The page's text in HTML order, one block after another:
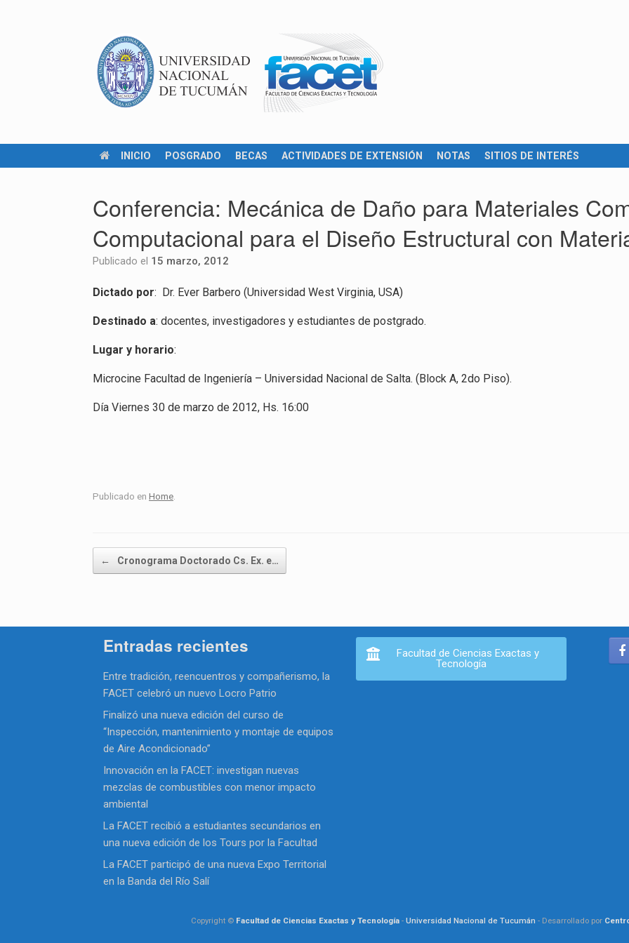
INICIO POSGRADO BECAS ACTIVIDADES DE EXTENSIÓN NOTAS SITIOS DE INTERÉS
Conferencia: Mecánica de Daño para Materiales
Computacional para el Diseño Estructural con
Publicado el 15 marzo, 2012
Dictado por: Dr. Ever Barbero (Universidad West Virginia, USA)
Destinado a: docentes, investigadores y estudiantes de postgrado.
Lugar y horario:
Microcine Facultad de Ingeniería – Universidad Nacional de Salta. (Block A, 2do Piso).
Día Viernes 30 de marzo de 2012, Hs. 16:00
Publicado en Home.
Navegador de artículos
← Cronograma Doctorado Cs. Ex. e…
Entradas recientes
Entre tradición, reencuentros y compañerismo, la
FACET celebró un nuevo Locro Patrio
Finalizó una nueva edición del curso de
“Inspección, mantenimiento y montaje de equipos
de Aire Acondicionado”
Innovación en la FACET: investigan nuevas
mezclas de combustibles con menor impacto
ambiental
La FACET recibió a estudiantes secundarios en
una nueva edición de los Tours por la Facultad
La FACET participó de una nueva Expo Territorial
en la Banda del Río Salí
Facultad de Ciencias Exactas y
Tecnología
Copyright © Facultad de Ciencias Exactas y Tecnología - Universidad Nacional de Tucumán - Desarrollado por